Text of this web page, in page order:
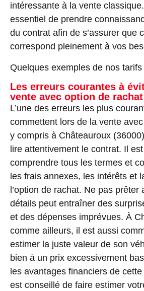
intéressante à la vente
essentiel de prendre
du contrat afin de s’assurer que
correspond pleinement à vos
Quelques exemples de nos tarifs
Les erreurs courantes à
vente avec option de rachat
L’une des erreurs les plus
commettent lors de la vente
y compris à Châteauroux
lire attentivement le contrat. Il
comprendre tous les termes et
les frais annexes, les intérêts et
l’option de rachat. Ne pas prêter
détails peut entraîner des
et des dépenses imprévues. À
comme ailleurs, il est aussi
estimer la juste valeur de son
bien à un prix excessivement
les avantages financiers de
est conseillé de faire estimer